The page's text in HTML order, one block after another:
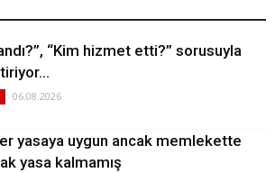
“Kim hizmet etti?” sorusuyla
06.08.2026
yasaya uygun ancak memlekette
yasa kalmamış